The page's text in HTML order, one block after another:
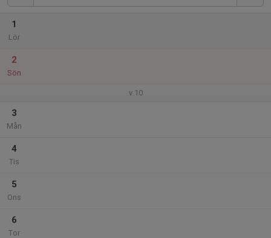
1
Lör
2
Sön
v.10
3
Mån
4
Tis
5
Ons
6
Tor